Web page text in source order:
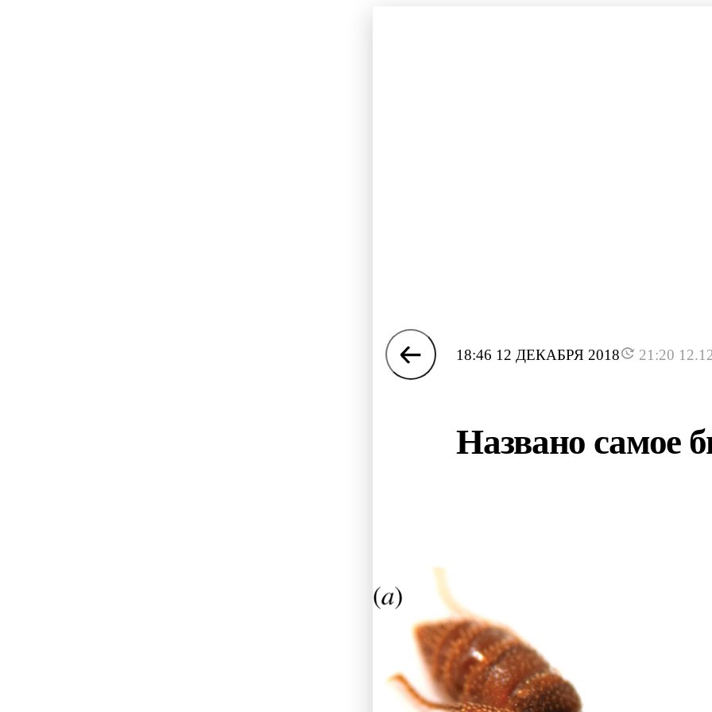
18:46 12 ДЕКАБРЯ 2018 21:20
Названо самое